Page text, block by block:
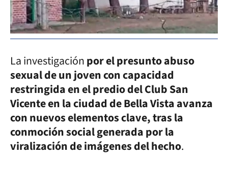
La investigaciónpor el presunto abuso
sexual de un joven con capacidad
restringida en el predio del Club San
Vicente en la ciudad de Bella Vista avanza
con nuevos elementos clave, tras la
conmoción social generada por la
viralización de imágenes del hecho.